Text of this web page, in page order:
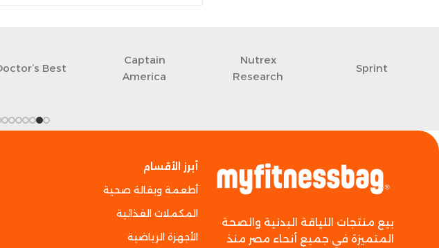
Sprint
Nutrex
Research
Captain
America
Best
بيع منتجات اللياقة البدنية والصحة
المتميزة في جميع أنحاء مصر منذ
أبرز الأقسام
أطعمة وبقالة صحية
المكملات الغذائية
الأجهزة الرياضية